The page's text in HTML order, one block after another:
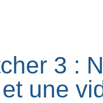
3 :
une